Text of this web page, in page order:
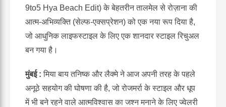
9to5 Hya Beach Edit) के बेहतरीन तालमेल से रोज़ाना की
आत्म-अभिव्यक्ति (सेल्फ-एक्सप्रेशन) को एक नया रूप दिया है,
जो आधुनिक लाइफस्टाइल के लिए एक शानदार स्टाइल रिचुअल
बन गया है।
मुंबई : मिया बाय तनिष्क और लैक्मे ने आज अपनी तरह के पहले
अनूठे सहयोग की घोषणा की है, जो रोजमर्रा के स्टाइल और धूप
में भी बने रहने वाले आत्मविश्वास का जश्न मनाने के लिए ज्वेलरी